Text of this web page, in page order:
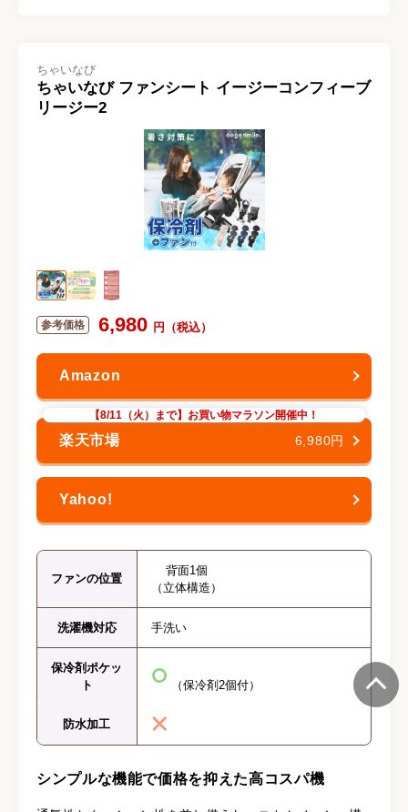
ちゃいなび
ちゃいなび ファンシート イージーコンフィーブ
リージー2
6,980
【8/11（火）まで】お買い物マラソン開催中！
6,980円
ファンの位置
背面1個
（立体構造）
洗濯機対応 手洗い
保冷剤ポケッ
ト
（保冷剤2個付）
防水加工
シンプルな機能で価格を抑えた高コスパ機